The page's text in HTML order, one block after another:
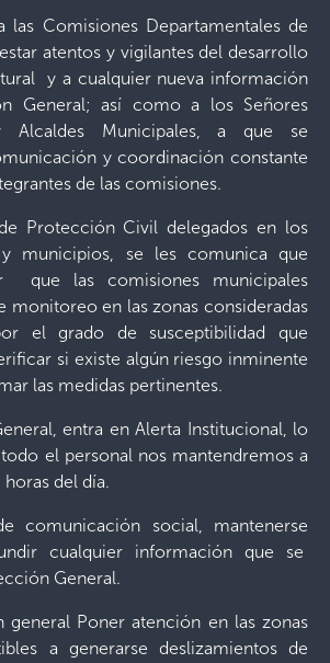
las Comisiones Departamentales de
atentos y vigilantes del desarrollo
y a cualquier nueva información
General; así como a los Señores
Alcaldes Municipales, a que se
y coordinación constante
de las comisiones.
Protección Civil delegados en los
municipios, se les comunica que
que las comisiones municipales
monitoreo en las zonas consideradas
el grado de susceptibilidad que
si existe algún riesgo inminente
las medidas pertinentes.
entra en Alerta Institucional, lo
el personal nos mantendremos a
del día.
comunicación social, mantenerse
cualquier información que se
General.
general Poner atención en las zonas
a generarse deslizamientos de